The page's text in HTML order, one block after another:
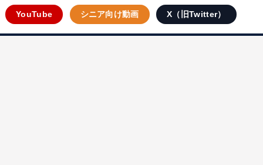
YouTube シニア向け動画 X（旧Twitter）